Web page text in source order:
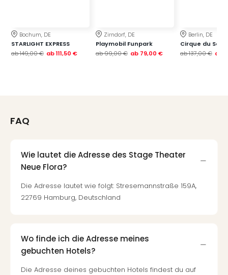
Bochum, DE
STARLIGHT EXPRESS
ab149,00 € ab111,50 €
Zirndorf, DE
Playmobil Funpark
ab99,00 € ab 79,00 €
Berlin, DE
Cirque du Soleil
ab137,00 € ab
FAQ
Wie lautet die Adresse des Stage Theater
Neue Flora?
Die Adresse lautet wie folgt: Stresemannstraße 159A,
22769 Hamburg, Deutschland
Wo finde ich die Adresse meines
gebuchten Hotels?
Die Adresse deines gebuchten Hotels findest du auf